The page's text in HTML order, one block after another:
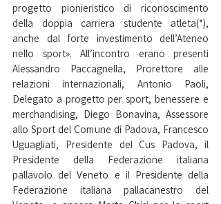
progetto pionieristico di riconoscimento
della doppia carriera studente atleta(*),
anche dal forte investimento dell’Ateneo
nello sport». All’incontro erano presenti
Alessandro Paccagnella, Prorettore alle
relazioni internazionali, Antonio Paoli,
Delegato a progetto per sport, benessere e
merchandising, Diego Bonavina, Assessore
allo Sport del Comune di Padova, Francesco
Uguagliati, Presidente del Cus Padova, il
Presidente della Federazione italiana
pallavolo del Veneto e il Presidente della
Federazione italiana pallacanestro del